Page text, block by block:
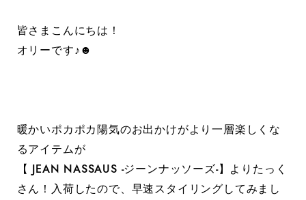
皆さまこんにちは！
オリーです♪☻
暖かいポカポカ陽気のお出かけがより一層楽しくな
るアイテムが
【 JEAN NASSAUS -ジーンナッソーズ-】よりたっく
さん！入荷したので、早速スタイリングしてみまし